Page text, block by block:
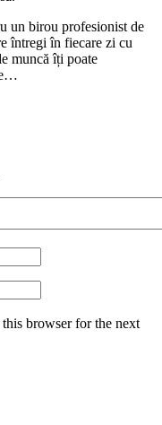
un birou profesionist de
întregi în fiecare zi cu
muncă îți poate
browser for the next